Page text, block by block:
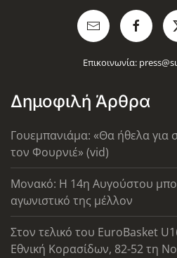
Επικοινωνία:
Δημοφιλή Άρθρα
Γουεμπανιάμα: «Θα ήθελα για
τον Φουρνιέ» (vid)
Μονακό: Η 14η Αυγούστου
αγωνιστικό της μέλλον
Στον τελικό του EuroBasket
Εθνική Κορασίδων, 82-52 τη